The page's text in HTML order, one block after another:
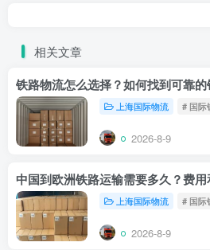
相关文章
铁路物流怎么选择？如何找到可靠的
上海国际物流 # 国际
2026-8-9
中国到欧洲铁路运输需要多久？费
上海国际物流 # 国际
2026-8-9